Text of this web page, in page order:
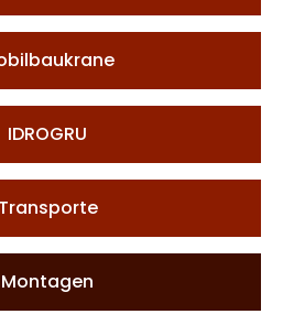
IDROGRU
Transporte
Montagen